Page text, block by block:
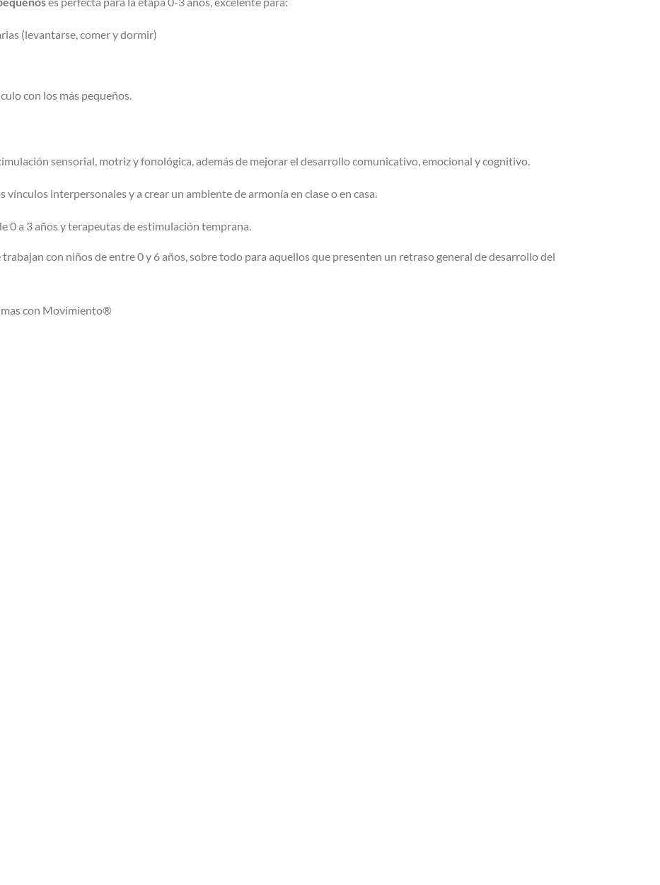
(levantarse, comer y dormir)
con los más pequeños.
sensorial, motriz y fonológica, además de mejorar el desarrollo comunicativo, emocional y cognitivo.
interpersonales y a crear un ambiente de armonía en clase o en casa.
0 a 3 años y terapeutas de estimulación temprana.
con niños de entre 0 y 6 años, sobre todo para aquellos que presenten un retraso general de desarrollo del
con Movimiento®️